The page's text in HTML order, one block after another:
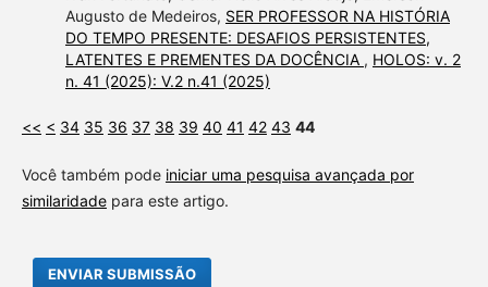
Augusto de Medeiros, SER PROFESSOR NA HISTÓRIA
DO TEMPO PRESENTE: DESAFIOS PERSISTENTES,
LATENTES E PREMENTES DA DOCÊNCIA , HOLOS: v. 2
n. 41 (2025): V.2 n.41 (2025)
<< < 34 35 36 37 38 39 40 41 42 43 44
Você também pode iniciar uma pesquisa avançada por
similaridadepara este artigo.
ENVIAR SUBMISSÃO